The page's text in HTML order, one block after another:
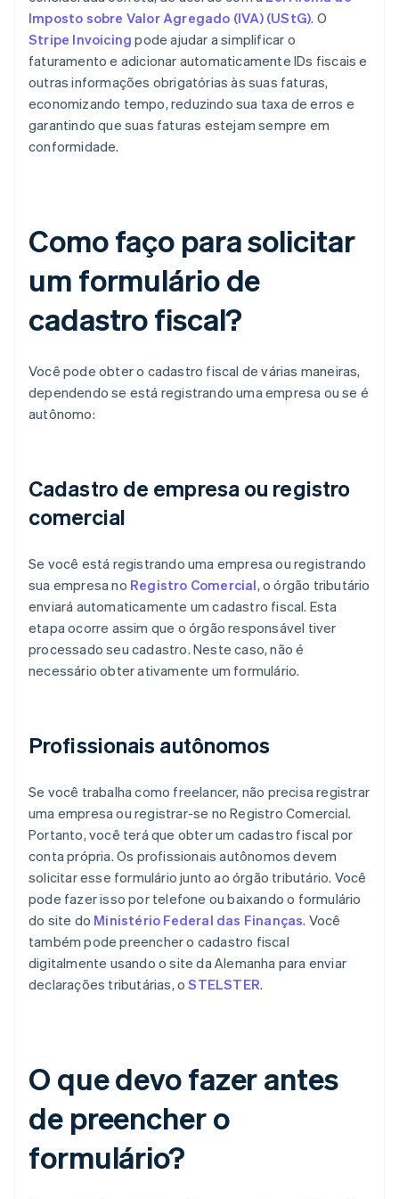
Imposto sobre Valor Agregado (IVA) (UStG). O
Stripe Invoicing pode ajudar a simplificar o
faturamento e adicionar automaticamente IDs fiscais e
outras informações obrigatórias às suas faturas,
economizando tempo, reduzindo sua taxa de erros e
garantindo que suas faturas estejam sempre em
conformidade.
Como faço para solicitar
um formulário de
cadastro fiscal?
Você pode obter o cadastro fiscal de várias maneiras,
dependendo se está registrando uma empresa ou se é
autônomo:
Cadastro de empresa ou registro
comercial
Se você está registrando uma empresa ou registrando
sua empresa no Registro Comercial, o órgão tributário
enviará automaticamente um cadastro fiscal. Esta
etapa ocorre assim que o órgão responsável tiver
processado seu cadastro. Neste caso, não é
necessário obter ativamente um formulário.
Profissionais autônomos
Se você trabalha como freelancer, não precisa registrar
uma empresa ou registrar-se no Registro Comercial.
Portanto, você terá que obter um cadastro fiscal por
conta própria. Os profissionais autônomos devem
solicitar esse formulário junto ao órgão tributário. Você
pode fazer isso por telefone ou baixando o formulário
do site do Ministério Federal das Finanças. Você
também pode preencher o cadastro fiscal
digitalmente usando o site da Alemanha para enviar
declarações tributárias, oSTELSTER.
O que devo fazer antes
de preencher o
formulário?